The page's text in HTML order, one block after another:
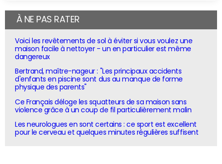
À NE PAS RATER
Voici les revêtements de sol à éviter si vous voulez une
maison facile à nettoyer - un en particulier est même
dangereux
Bertrand, maître-nageur : "Les principaux accidents
d'enfants en piscine sont dus au manque de forme
physique des parents"
Ce Français déloge les squatteurs de sa maison sans
violence grâce à un coup de fil particulièrement malin
Les neurologues en sont certains : ce sport est excellent
pour le cerveau et quelques minutes régulières suffisent